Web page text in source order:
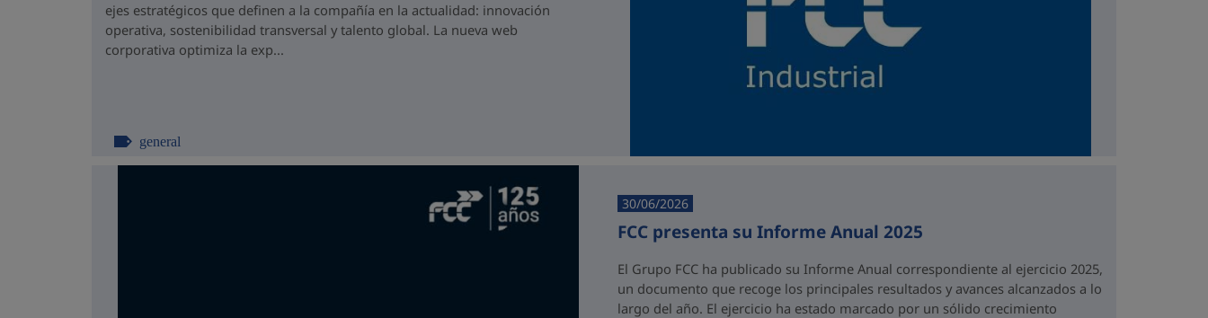
ejes estratégicos que definen a la compañía en la actualidad: innovación
operativa, sostenibilidad transversal y talento global. La nueva web
corporativa optimiza la exp...
general
30/06/2026
FCC presenta su Informe Anual 2025
El Grupo FCC ha publicado su Informe Anual correspondiente al ejercicio 2025,
un documento que recoge los principales resultados y avances alcanzados a lo
largo del año. El ejercicio ha estado marcado por un sólido crecimiento